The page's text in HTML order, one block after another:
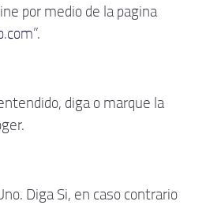
por medio de la pagina
".
diga o marque la
Diga Si, en caso contrario